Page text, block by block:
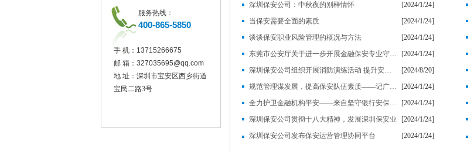
服务热线：
400-865-5850
手 机： 13715266675
邮 箱： 327035695@qq.com
地 址：深圳市宝安区西乡街道
宝民二路3号
深圳保安公司：中秋夜的别样情怀
[2024/1/24]
当保安需要全面的素质
[2024/1/24]
谈谈保安职业风险管理的概况与方法
[2024/1/24]
东莞市公安厅关于进一步开展金融保安专业守押工作的通知
[2024/1/24]
深圳保安公司组织开展消防演练活动 提升安全防范意识
[2024/8/20]
规范管理谋发展，提高保安队伍素质——记广东得安保安服务有限公司发展纪实
[2024/1/24]
全力护卫金融机构平安——来自坚守银行安保岗位的保安员的心声
[2024/1/24]
深圳保安公司贯彻十八大精神，发展深圳保安业
[2024/1/24]
深圳保安公司发布保安运营管理协同平台
[2024/1/24]